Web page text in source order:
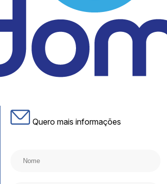
Solicite um orçamento
WhatsApp
Quero mais informações